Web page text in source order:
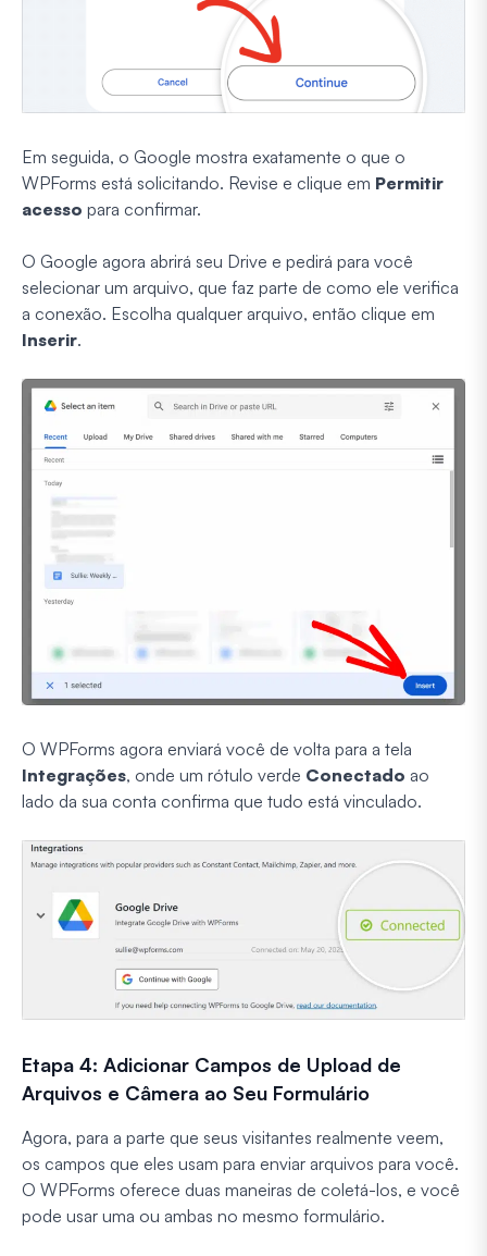
Em seguida, o Google mostra exatamente o que o
WPForms está solicitando. Revise e clique em Permitir
acesso para confirmar.
O Google agora abrirá seu Drive e pedirá para você
selecionar um arquivo, que faz parte de como ele verifica
a conexão. Escolha qualquer arquivo, então clique em
Inserir.
O WPForms agora enviará você de volta para a tela
Integrações, onde um rótulo verde Conectado ao
lado da sua conta confirma que tudo está vinculado.
Etapa 4: Adicionar Campos de Upload de
Arquivos e Câmera ao Seu Formulário
Agora, para a parte que seus visitantes realmente veem,
os campos que eles usam para enviar arquivos para você.
O WPForms oferece duas maneiras de coletá-los, e você
pode usar uma ou ambas no mesmo formulário.